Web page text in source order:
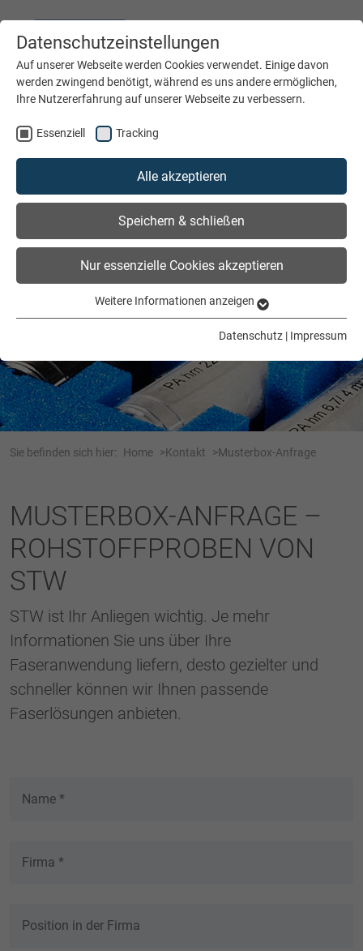
DEUTSCH
Sie befinden sich hier: Home Kontakt Musterbox-Anfrage
MUSTERBOX-ANFRAGE –
ROHSTOFFPROBEN VON
STW
STW ist Ihr Anliegen wichtig. Je mehr
Informationen Sie uns über Ihre
Faseranwendung liefern, desto gezielter und
schneller können wir Ihnen passende
Faserlösungen anbieten.
Datenschutzeinstellungen
Auf unserer Webseite werden Cookies verwendet. Einige davon
werden zwingend benötigt, während es uns andere ermöglichen,
Ihre Nutzererfahrung auf unserer Webseite zu verbessern.
Essenziell Tracking
Alle akzeptieren
Speichern & schließen
Nur essenzielle Cookies akzeptieren
Essenzielle Cookies werden für grundlegende Funktionen der
Webseite einwandfrei funktioniert.
Name cookie_optin
Anbieter
Zweck
Dieses Cookie wird verwendet, um Ihre
Cookie-Einstellungen für diese Website zu
speichern.
Name
Anbieter
Laufzeit 1 Jahr
Dieser Wert speichert Ihre Consent-
Einstellungen. Unter anderem eine zufällig
Cookie-Informationen anzeigen
Tracking
Weitere Informationen anzeigen
Datenschutz | Impressum